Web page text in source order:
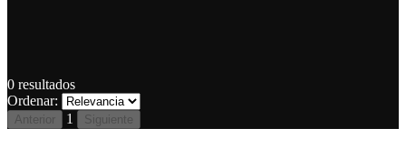
0 resultados
Ordenar:
Anterior 1 Siguiente